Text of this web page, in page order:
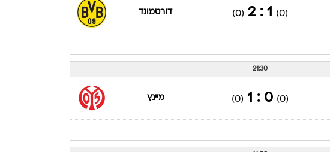
(0)
1 : 2
(0) דורטמונד
21:30
(0)
0 : 1
(0) מיינץ